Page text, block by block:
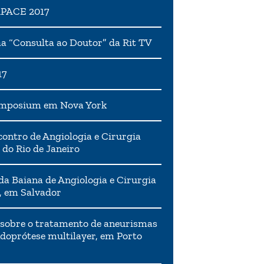
2017
“Consulta ao Doutor” da Rit TV
em Nova York
de Angiologia e Cirurgia
Rio de Janeiro
Baiana de Angiologia e Cirurgia
em Salvador
o tratamento de aneurismas
multilayer, em Porto